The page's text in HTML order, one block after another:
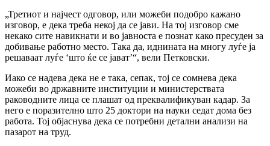
„Третиот и најчест одговор, или можеби подобро кажано
изговор, е дека треба некој да се јави. На тој изговор сме
некако сите навикнати и во јавноста е познат како пресуден за
добивање работно место. Така да, иднината на многу луѓе ја
решаваат луѓе ‘што ќе се јават’“, вели Петковски.
Иако се надева дека не е така, сепак, тој се сомнева дека
можеби во државните институции и министерствата
раководните лица се плашат од преквалификуван кадар. За
него е поразително што 25 доктори на науки седат дома без
работа. Тој објаснува дека се потребни детални анализи на
пазарот на труд.